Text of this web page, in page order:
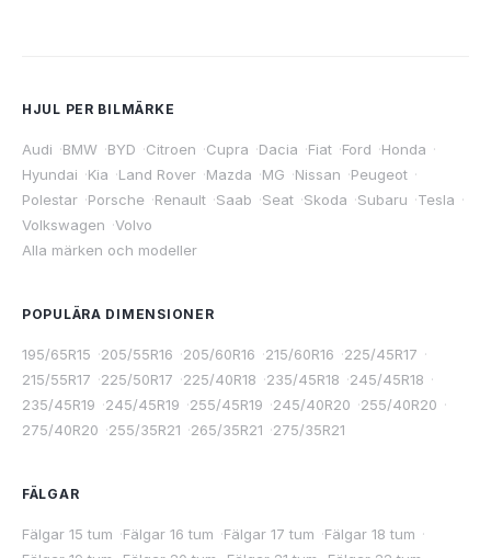
HJUL PER BILMÄRKE
Audi ·BMW ·BYD ·Citroen ·Cupra ·Dacia ·Fiat ·Ford ·Honda ·
Hyundai ·Kia ·Land Rover ·Mazda ·MG ·Nissan ·Peugeot ·
Polestar ·Porsche ·Renault ·Saab ·Seat ·Skoda ·Subaru ·Tesla ·
Volkswagen ·Volvo
Alla märken och modeller
POPULÄRA DIMENSIONER
195/65R15 ·205/55R16 ·205/60R16 ·215/60R16 ·225/45R17 ·
215/55R17 ·225/50R17 ·225/40R18 ·235/45R18 ·245/45R18 ·
235/45R19 ·245/45R19 ·255/45R19 ·245/40R20 ·255/40R20 ·
275/40R20 ·255/35R21 ·265/35R21 ·275/35R21
FÄLGAR
Fälgar 15 tum ·Fälgar 16 tum ·Fälgar 17 tum ·Fälgar 18 tum ·